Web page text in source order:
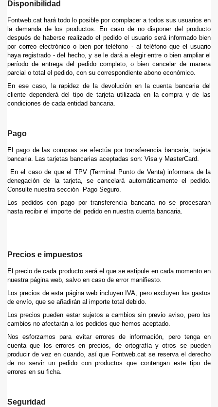
Disponibilidad
Fontweb.cat hará todo lo posible por complacer a todos sus usuarios en
la demanda de los productos. En caso de no disponer del producto
después de haberse realizado el pedido el usuario será informado bien
por correo electrónico o bien por teléfono - al teléfono que el usuario
haya registrado - del hecho, y se le dará a elegir entre o bien ampliar el
período de entrega del pedido completo, o bien cancelar de manera
parcial o total el pedido, con su correspondiente abono económico.
En ese caso, la rapidez de la devolución en la cuenta bancaria del
cliente dependerá del tipo de tarjeta utilizada en la compra y de las
condiciones de cada entidad bancaria.
Pago
El pago de las compras se efectúa por transferencia bancaria, tarjeta
bancaria. Las tarjetas bancarias aceptadas son: Visa y MasterCard.
En el caso de que el TPV (Terminal Punto de Venta) informara de la
denegación de la tarjeta, se cancelará automáticamente el pedido.
Consulte nuestra sección Pago Seguro.
Los pedidos con pago por transferencia bancaria no se procesaran
hasta recibir el importe del pedido en nuestra cuenta bancaria.
Precios e impuestos
El precio de cada producto será el que se estipule en cada momento en
nuestra página web, salvo en caso de error manifiesto.
Los precios de esta página web incluyen IVA, pero excluyen los gastos
de envío, que se añadirán al importe total debido.
Los precios pueden estar sujetos a cambios sin previo aviso, pero los
cambios no afectarán a los pedidos que hemos aceptado.
Nos esforzamos para evitar errores de información, pero tenga en
cuenta que los errores en precios, de ortografía y otros se pueden
producir de vez en cuando, así que Fontweb.cat se reserva el derecho
de no servir un pedido con productos que contengan este tipo de
errores en su ficha.
Seguridad